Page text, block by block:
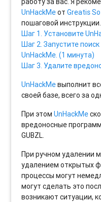
UnHackMeотGreatis
пошаговой инструкции.
Шаг 1. Установите
Шаг 2. Запустите
UnHackMe. (1 минута)
Шаг 3. Удалите
UnHackMeвыполнит
своей базе, всего за
При этомUnHackMe
вредоносные
GUBZL.
При ручном удалении
удалением открытых
процессы могут
могут сделать это
возникают ситуации,